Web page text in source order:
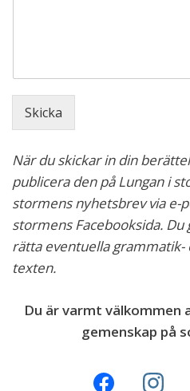
Skicka
När du skickar in din
publicera den på Lungan i
stormens nyhetsbrev via e-
stormens Facebooksida.
rätta eventuella
texten.
Du är varmt välkommen
gemenskap på